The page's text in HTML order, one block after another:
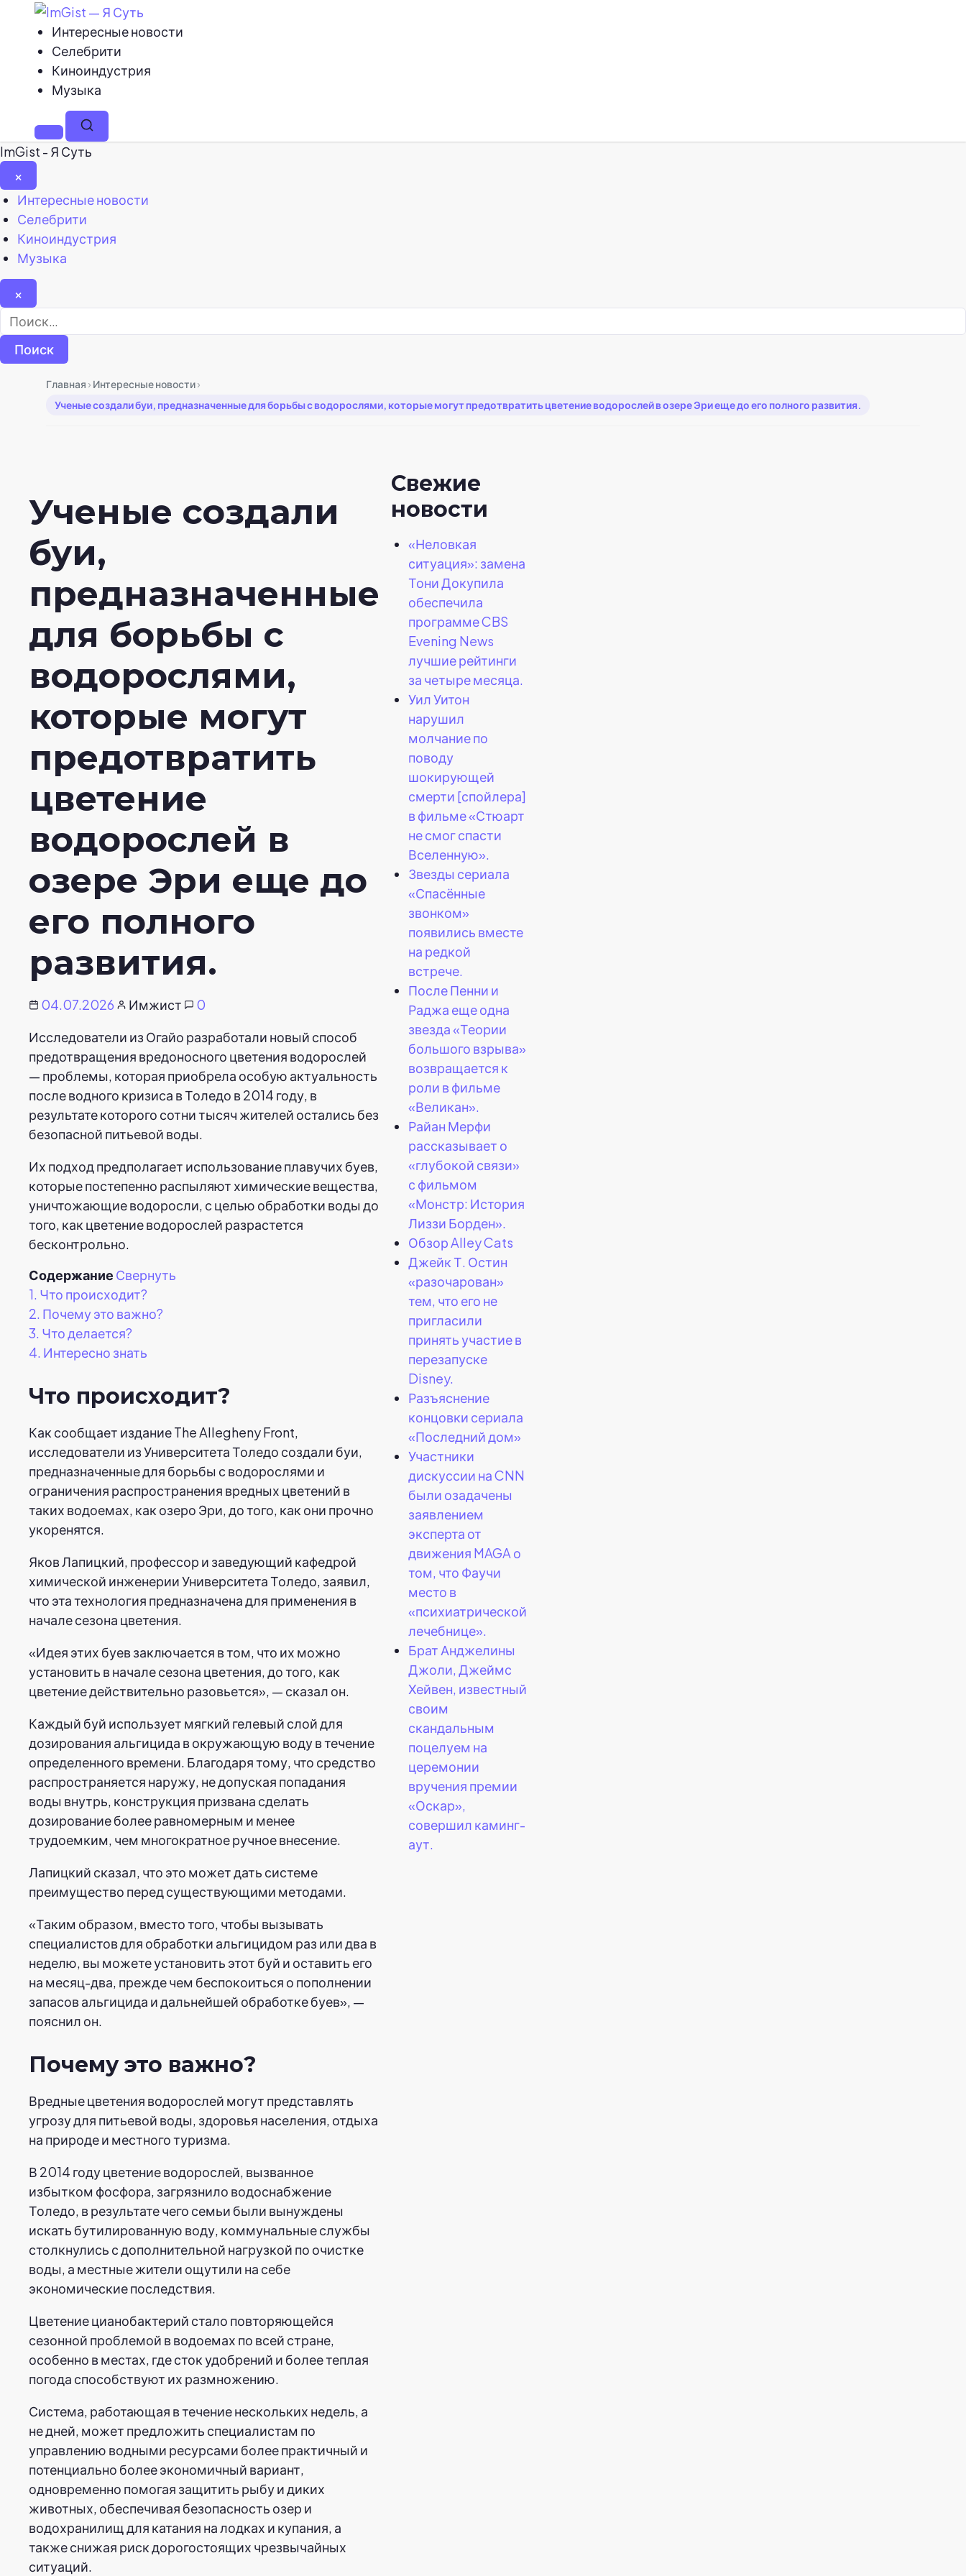
Интересные новости
Селебрити
Киноиндустрия
Музыка
МенюПоиск
ImGist - Я Суть
×
Закрыть
меню
Интересные новости
Селебрити
Киноиндустрия
Музыка
×
Найти:
Главная › Интересные новости›
Ученые создали буи, предназначенные для борьбы с водорослями, которые могут предотвратить цветение водорослей в озере Эри еще до его полного развития.
Ученые создали
буи,
предназначенные
для борьбы с
водорослями,
которые могут
предотвратить
цветение
водорослей в
озере Эри еще до
его полного
развития.
04.07.2026 Имжист
0
Исследователи из Огайо разработали новый способ
предотвращения вредоносного цветения водорослей
— проблемы, которая приобрела особую актуальность
после водного кризиса в Толедо в 2014 году, в
результате которого сотни тысяч жителей остались без
безопасной питьевой воды.
Их подход предполагает использование плавучих буев,
которые постепенно распыляют химические вещества,
уничтожающие водоросли, с целью обработки воды до
того, как цветение водорослей разрастется
бесконтрольно.
Содержание Свернуть
1. Что происходит?
2. Почему это важно?
3. Что делается?
4. Интересно знать
Что происходит?
Как сообщает издание The Allegheny Front,
исследователи из Университета Толедо создали буи,
предназначенные для борьбы с водорослями и
ограничения распространения вредных цветений в
таких водоемах, как озеро Эри, до того, как они прочно
укоренятся.
Яков Лапицкий, профессор и заведующий кафедрой
химической инженерии Университета Толедо, заявил,
что эта технология предназначена для применения в
начале сезона цветения.
«Идея этих буев заключается в том, что их можно
установить в начале сезона цветения, до того, как
цветение действительно разовьется», — сказал он.
Каждый буй использует мягкий гелевый слой для
дозирования альгицида в окружающую воду в течение
определенного времени. Благодаря тому, что средство
распространяется наружу, не допуская попадания
воды внутрь, конструкция призвана сделать
дозирование более равномерным и менее
трудоемким, чем многократное ручное внесение.
Лапицкий сказал, что это может дать системе
преимущество перед существующими методами.
«Таким образом, вместо того, чтобы вызывать
специалистов для обработки альгицидом раз или два в
неделю, вы можете установить этот буй и оставить его
на месяц-два, прежде чем беспокоиться о пополнении
запасов альгицида и дальнейшей обработке буев», —
пояснил он.
Почему это важно?
Вредные цветения водорослей могут представлять
угрозу для питьевой воды, здоровья населения, отдыха
на природе и местного туризма.
В 2014 году цветение водорослей, вызванное
избытком фосфора, загрязнило водоснабжение
Толедо, в результате чего семьи были вынуждены
искать бутилированную воду, коммунальные службы
столкнулись с дополнительной нагрузкой по очистке
воды, а местные жители ощутили на себе
экономические последствия.
Цветение цианобактерий стало повторяющейся
сезонной проблемой в водоемах по всей стране,
особенно в местах, где сток удобрений и более теплая
погода способствуют их размножению.
Система, работающая в течение нескольких недель, а
не дней, может предложить специалистам по
управлению водными ресурсами более практичный и
потенциально более экономичный вариант,
одновременно помогая защитить рыбу и диких
животных, обеспечивая безопасность озер и
водохранилищ для катания на лодках и купания, а
также снижая риск дорогостоящих чрезвычайных
ситуаций.
Свежие
новости
«Неловкая
ситуация»: замена
Тони Докупила
обеспечила
программе CBS
Evening News
лучшие рейтинги
за четыре месяца.
Уил Уитон
нарушил
молчание по
поводу
шокирующей
смерти [спойлера]
в фильме «Стюарт
не смог спасти
Вселенную».
Звезды сериала
«Спасённые
звонком»
появились вместе
на редкой
встрече.
После Пенни и
Раджа еще одна
звезда «Теории
большого взрыва»
возвращается к
роли в фильме
«Великан».
Райан Мерфи
рассказывает о
«глубокой связи»
с фильмом
«Монстр: История
Лиззи Борден».
Обзор Alley Cats
Джейк Т. Остин
«разочарован»
тем, что его не
пригласили
принять участие в
перезапуске
Disney.
Разъяснение
концовки сериала
«Последний дом»
Участники
дискуссии на CNN
были озадачены
заявлением
эксперта от
движения MAGA о
том, что Фаучи
место в
«психиатрической
лечебнице».
Брат Анджелины
Джоли, Джеймс
Хейвен, известный
своим
скандальным
поцелуем на
церемонии
вручения премии
«Оскар»,
совершил каминг-
аут.